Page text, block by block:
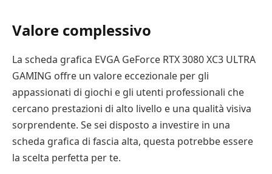
Valore complessivo
La scheda grafica EVGA GeForce RTX 3080 XC3 ULTRA
GAMING offre un valore eccezionale per gli
appassionati di giochi e gli utenti professionali che
cercano prestazioni di alto livello e una qualità visiva
sorprendente. Se sei disposto a investire in una
scheda grafica di fascia alta, questa potrebbe essere
la scelta perfetta per te.